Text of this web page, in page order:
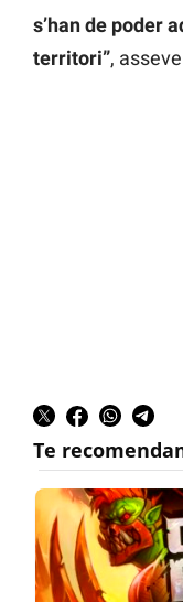
s’han de poder
territori”,